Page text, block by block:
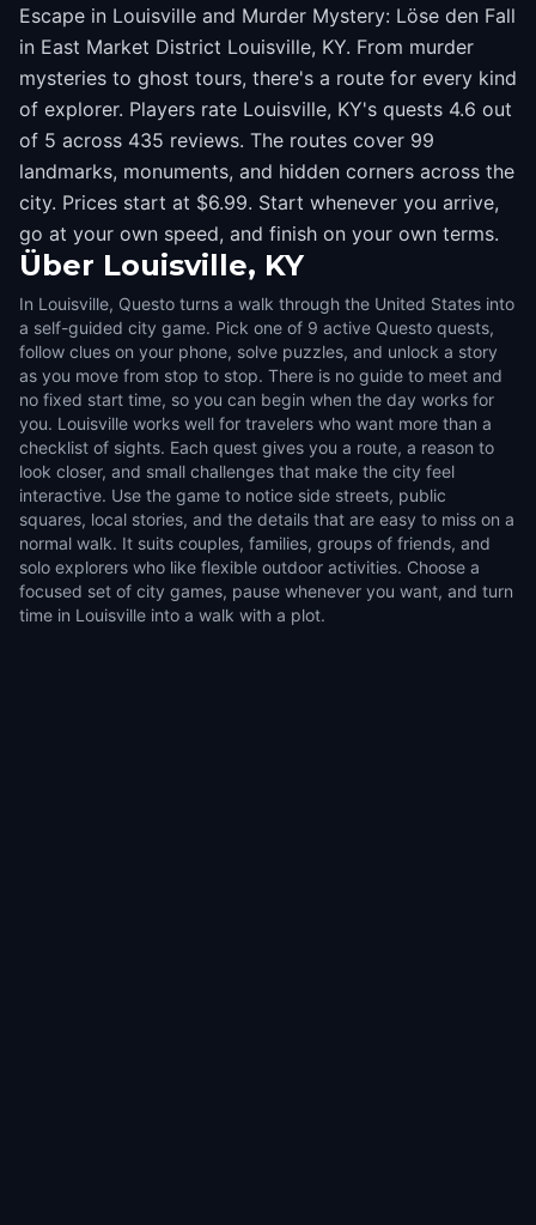
Escape in Louisville and Murder Mystery: Löse den Fall
in East Market District Louisville, KY. From murder
mysteries to ghost tours, there's a route for every kind
of explorer. Players rate Louisville, KY's quests 4.6 out
of 5 across 435 reviews. The routes cover 99
landmarks, monuments, and hidden corners across the
city. Prices start at $6.99. Start whenever you arrive,
go at your own speed, and finish on your own terms.
Über Louisville, KY
In Louisville, Questo turns a walk through the United States into
a self-guided city game. Pick one of 9 active Questo quests,
follow clues on your phone, solve puzzles, and unlock a story
as you move from stop to stop. There is no guide to meet and
no fixed start time, so you can begin when the day works for
you. Louisville works well for travelers who want more than a
checklist of sights. Each quest gives you a route, a reason to
look closer, and small challenges that make the city feel
interactive. Use the game to notice side streets, public
squares, local stories, and the details that are easy to miss on a
normal walk. It suits couples, families, groups of friends, and
solo explorers who like flexible outdoor activities. Choose a
focused set of city games, pause whenever you want, and turn
time in Louisville into a walk with a plot.